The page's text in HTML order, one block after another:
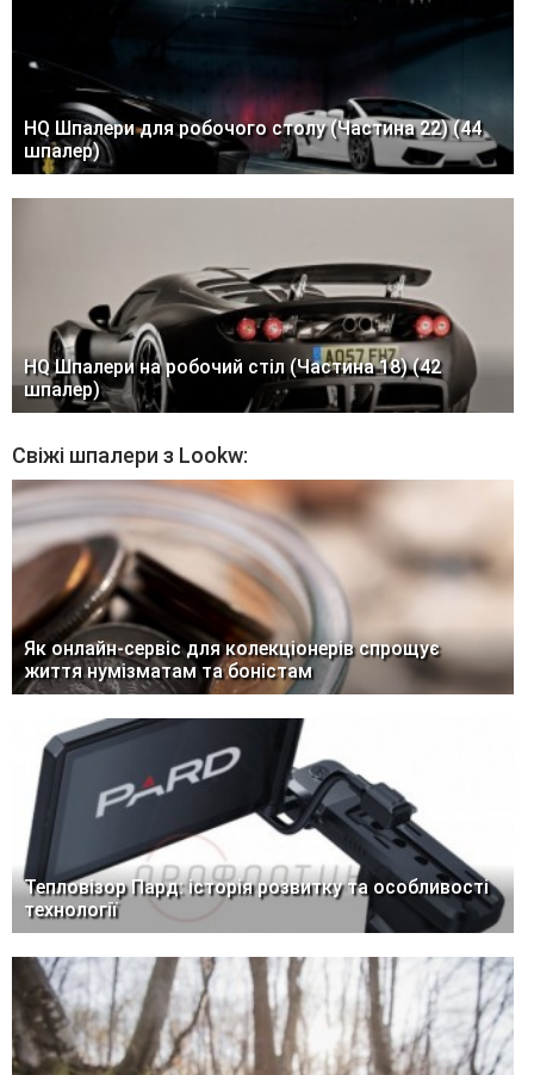
HQ Шпалери для робочого столу (Частина 22) (44
шпалер)
HQ Шпалери на робочий стіл (Частина 18) (42
шпалер)
Свіжі шпалери з Lookw:
Як онлайн-сервіс для колекціонерів спрощує
життя нумізматам та боністам
Тепловізор Пард: історія розвитку та особливості
технології